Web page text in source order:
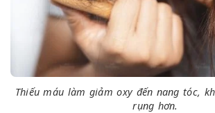
Thiếu máu làm giảm oxy đến nang tóc,
rụng hơn.